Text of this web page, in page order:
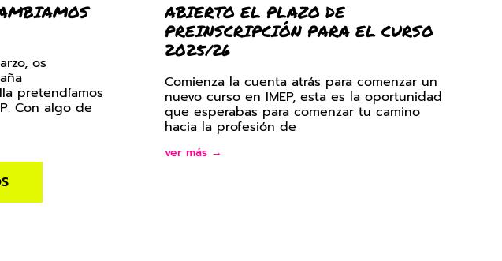
os
pretendíamos
Con algo de
ABIERTO EL PLAZO DE
PREINSCRIPCIÓN PARA EL CURSO
2025/26
Comienza la cuenta atrás para comenzar un
nuevo curso en IMEP, esta es la oportunidad
que esperabas para comenzar tu camino
hacia la profesión de
ver más →